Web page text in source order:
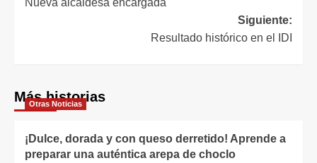
Nueva alcaldesa encargada
Siguiente:
Resultado histórico en el IDI
Más historias
Otras Noticias
¡Dulce, dorada y con queso derretido! Aprende a
preparar una auténtica arepa de choclo